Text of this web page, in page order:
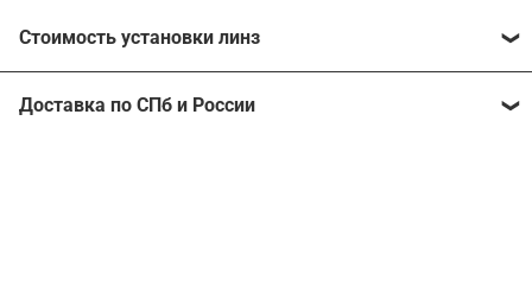
Стоимость установки линз
Расчитать стоимость ваших линз поможет
Доставка по СПб и России